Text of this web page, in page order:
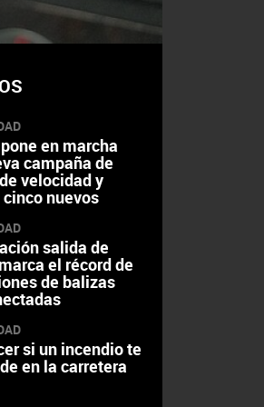
en marcha
campaña de
velocidad y
nuevos
salida de
el récord de
de balizas
si un incendio te
en la carretera